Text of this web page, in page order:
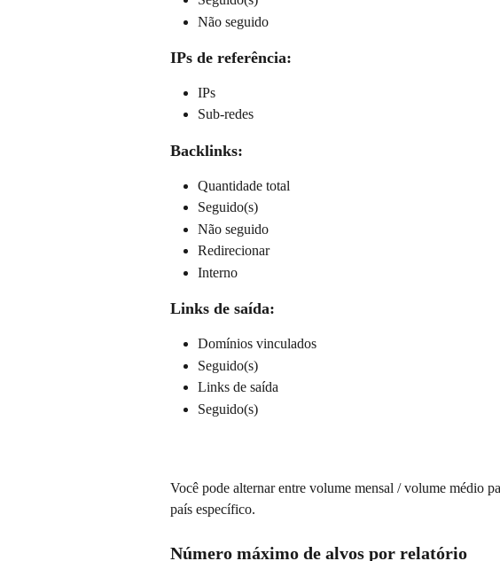
Não seguido
IPs de referência:
IPs
Sub-redes
Backlinks:
Quantidade total
Seguido(s)
Não seguido
Redirecionar
Interno
Links de saída:
Domínios vinculados
Seguido(s)
Links de saída
Seguido(s)
Você pode alternar entre volume mensal / volume médio
país específico.
Número máximo de alvos por relatório